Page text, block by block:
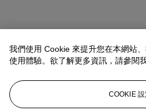
我們使用 Cookie 來提升您在本網站
使用體驗。欲了解更多資訊，請參閱
COOKIE 設